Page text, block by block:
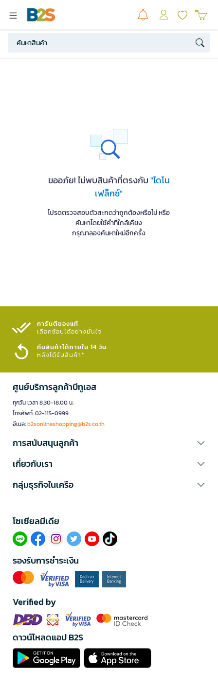
ขออภัย! ไม่พบสินค้าที่ตรงกับ"ไดโน
เฟล็กซ์"
โปรดตรวจสอบตัวสะกดว่าถูกต้องหรือไม่ หรือ
ค้นหาโดยใช้คำที่ใกล้เคียง
กรุณาลองค้นหาใหม่อีกครั้ง
การันตีของแท้
เลือกช้อปได้อย่างมั่นใจ​
คืนสินค้าได้ภายใน 14 วัน
หลังได้รับสินค้า*
ศูนย์บริการลูกค้าบีทูเอส
ทุกวัน เวลา 8.30-18.00 น.
โทรศัพท์: 02-115-0999
อีเมล:b2sonlineshopping@b2s.co.th
การสนับสนุนลูกค้า
เกี่ยวกับเรา
กลุ่มธุรกิจในเครือ
โซเซียลมีเดีย​
รองรับการชำระเงิน
Verified by
ดาวน์โหลดแอป B2S